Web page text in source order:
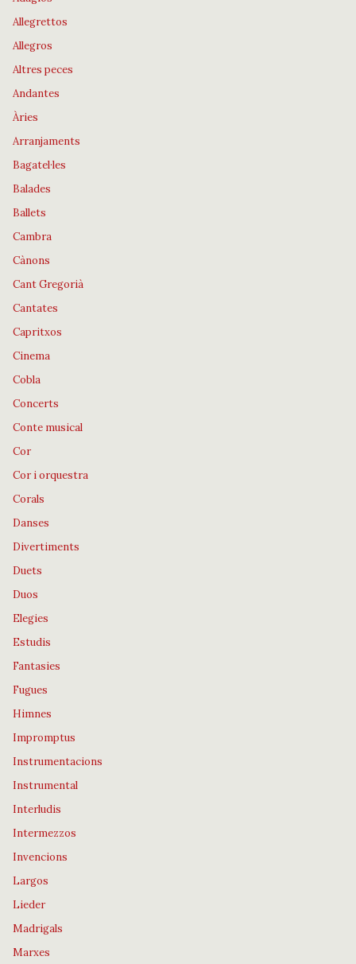
Allegrettos
Allegros
Altres peces
Andantes
Àries
Arranjaments
Bagatel·les
Balades
Ballets
Cambra
Cànons
Cant Gregorià
Cantates
Capritxos
Cinema
Cobla
Concerts
Conte musical
Cor
Cor i orquestra
Corals
Danses
Divertiments
Duets
Duos
Elegies
Estudis
Fantasies
Fugues
Himnes
Impromptus
Instrumentacions
Instrumental
Interludis
Intermezzos
Invencions
Largos
Lieder
Madrigals
Marxes